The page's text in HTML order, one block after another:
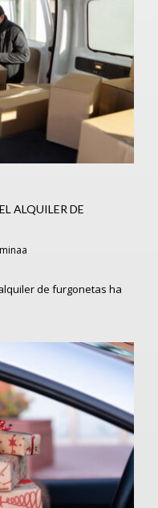
ALQUILER DE
de furgonetas ha